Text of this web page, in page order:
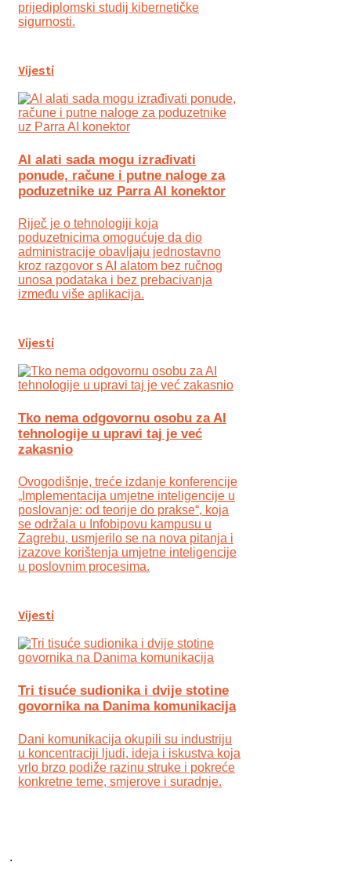
prijediplomski studij kibernetičke
sigurnosti.
Vijesti
AI alati sada mogu izrađivati
ponude, račune i putne naloge za
poduzetnike uz Parra AI konektor
Riječ je o tehnologiji koja
poduzetnicima omogućuje da dio
administracije obavljaju jednostavno
kroz razgovor s AI alatom bez ručnog
unosa podataka i bez prebacivanja
između više aplikacija.
Vijesti
Tko nema odgovornu osobu za AI
tehnologije u upravi taj je već
zakasnio
Ovogodišnje, treće izdanje konferencije
„Implementacija umjetne inteligencije u
poslovanje: od teorije do prakse“, koja
se održala u Infobipovu kampusu u
Zagrebu, usmjerilo se na nova pitanja i
izazove korištenja umjetne inteligencije
u poslovnim procesima.
Vijesti
Tri tisuće sudionika i dvije stotine
govornika na Danima komunikacija
Dani komunikacija okupili su industriju
u koncentraciji ljudi, ideja i iskustva koja
vrlo brzo podiže razinu struke i pokreće
konkretne teme, smjerove i suradnje.
.